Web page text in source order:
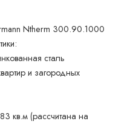
Ntherm 300.90.1000
сталь
и загородных
кв.м (рассчитана на